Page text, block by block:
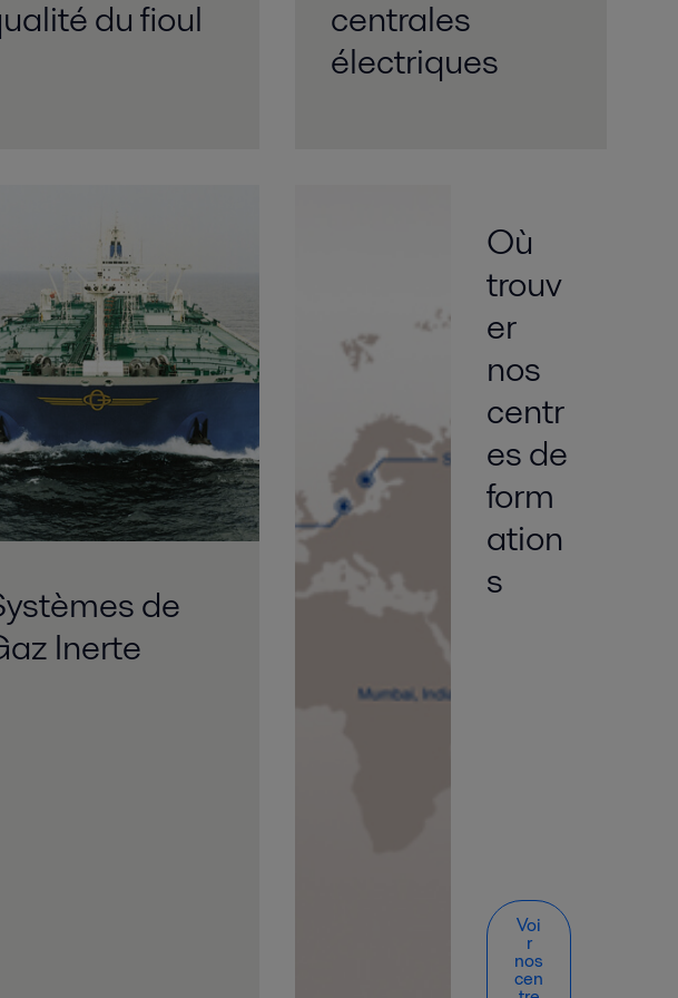
du fioul
centrales
électriques
de
Inerte
Où
trouv
er
nos
centr
es de
form
ation
s
Voi
r
nos
cen